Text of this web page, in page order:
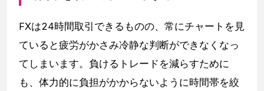
FXは24時間取引できるものの、常にチャートを見
ていると疲労がかさみ冷静な判断ができなくなっ
てしまいます。負けるトレードを減らすために
も、体力的に負担がかからないように時間帯を絞